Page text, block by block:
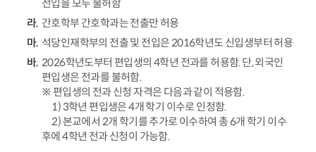
전입을 모두 불허함
간호학부 간호학과는 전출만 허용
석당인재학부의 전출 및 전입은 2016학년도 신입생부터 허용
2026학년도부터 편입생의 4학년 전과를 허용함. 단, 외국인
편입생은 전과를 불허함.
※ 편입생의 전과 신청 자격은 다음과 같이 적용함.
1) 3학년 편입생은 4개 학기 이수로 인정함.
2) 본교에서 2개 학기를 추가로 이수하여 총 6개 학기 이수
후에 4학년 전과 신청이 가능함.